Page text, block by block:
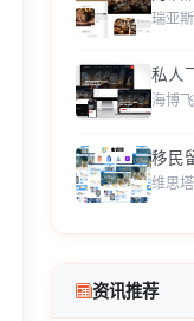
瑞亚斯
私人
海博飞
移民
维思塔
资讯推荐